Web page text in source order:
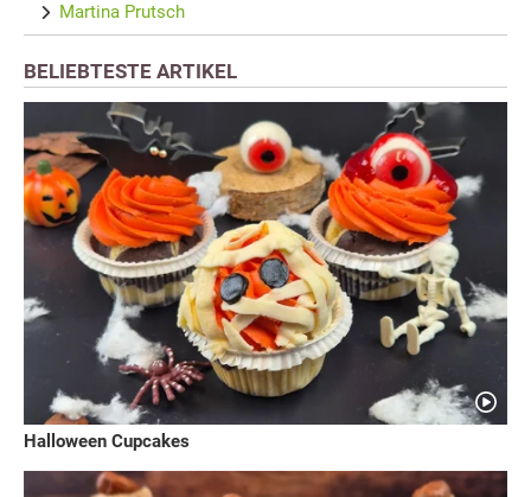
Martina Prutsch
BELIEBTESTE ARTIKEL
Halloween Cupcakes